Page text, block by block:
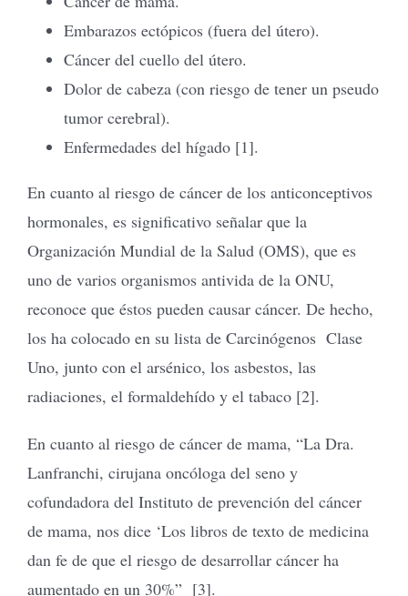
Embarazos ectópicos (fuera del útero).
Cáncer del cuello del útero.
Dolor de cabeza (con riesgo de tener un pseudo
tumor cerebral).
Enfermedades del hígado [1].
En cuanto al riesgo de cáncer de los anticonceptivos
hormonales, es significativo señalar que la
Organización Mundial de la Salud (OMS), que es
uno de varios organismos antivida de la ONU,
reconoce que éstos pueden causar cáncer. De hecho,
los ha colocado en su lista de Carcinógenos Clase
Uno, junto con el arsénico, los asbestos, las
radiaciones, el formaldehído y el tabaco [2].
En cuanto al riesgo de cáncer de mama, “La Dra.
Lanfranchi, cirujana oncóloga del seno y
cofundadora del Instituto de prevención del cáncer
de mama, nos dice ‘Los libros de texto de medicina
dan fe de que el riesgo de desarrollar cáncer ha
aumentado en un 30%” [3].